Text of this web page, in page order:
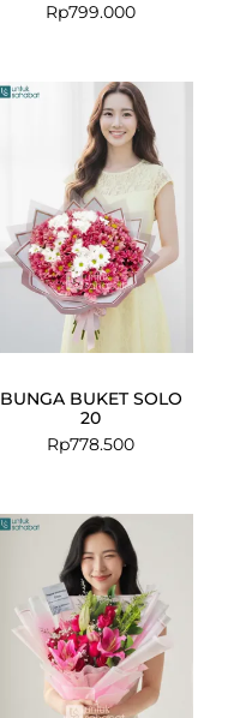
Rp799.000
BUNGA BUKET SOLO
20
Rp778.500
Rp999.000.
is:
Rp925.000.